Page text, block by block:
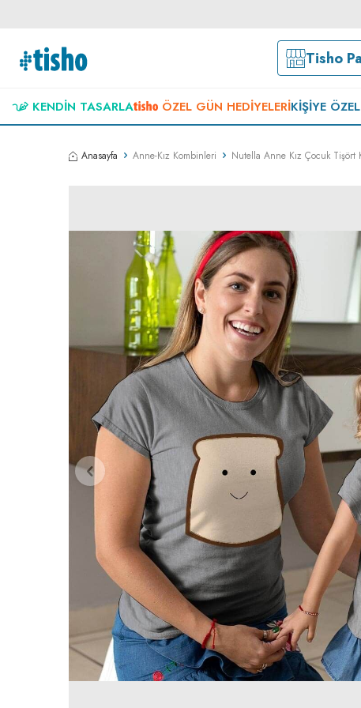
Tisho
KENDIN TASARLA ÖZEL GÜN HEDIYELERIKIŞIYE
Anasayfa Anne-Kız Kombinleri Nutella Anne Kız Çocuk Tişört